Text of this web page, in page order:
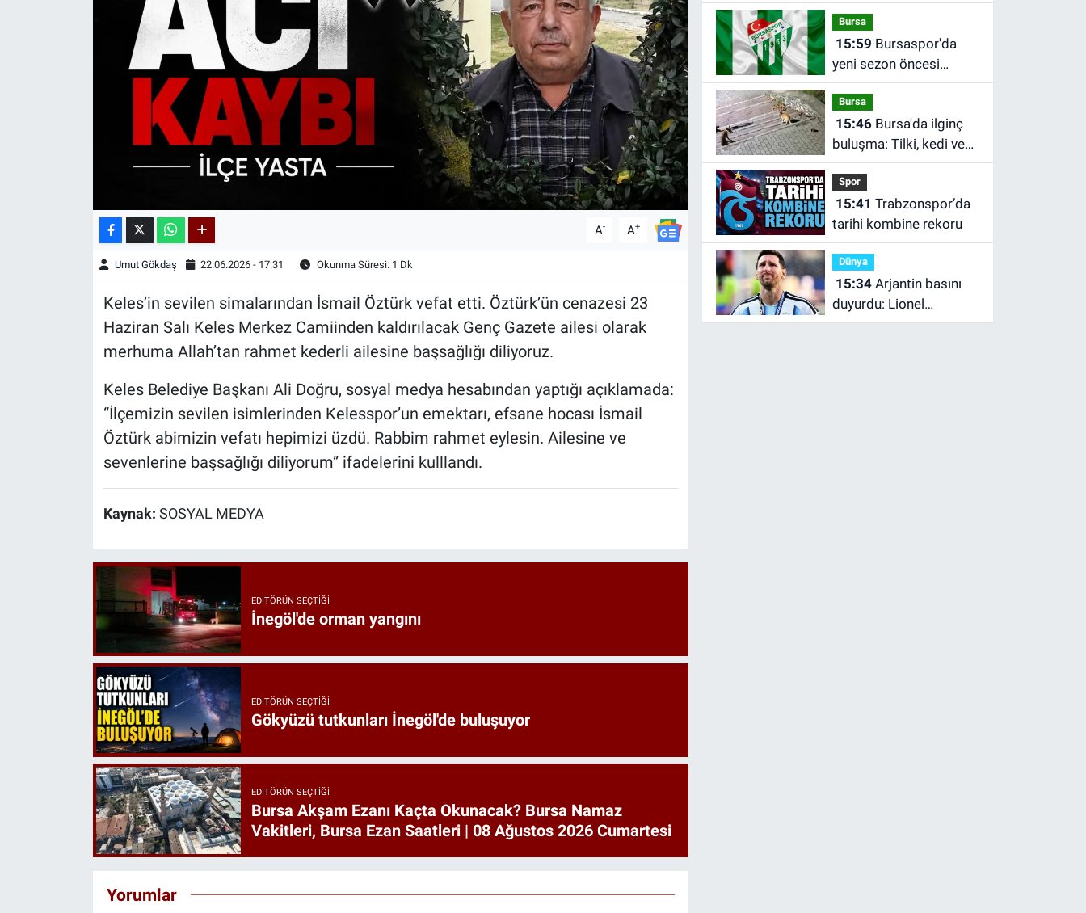
A- A+
Umut Gökdaş 22.06.2026 - 17:31 Okunma Süresi: 1 Dk
Keles’in sevilen simalarından İsmail Öztürk vefat etti. Öztürk’ün cenazesi 23
Haziran Salı Keles Merkez Camiinden kaldırılacak Genç Gazete ailesi olarak
merhuma Allah’tan rahmet kederli ailesine başsağlığı diliyoruz.
Keles Belediye Başkanı Ali Doğru, sosyal medya hesabından yaptığı açıklamada:
“İlçemizin sevilen isimlerinden Kelesspor’un emektarı, efsane hocası İsmail
Öztürk abimizin vefatı hepimizi üzdü. Rabbim rahmet eylesin. Ailesine ve
sevenlerine başsağlığı diliyorum” ifadelerini kulllandı.
Kaynak: SOSYAL MEDYA
EDITÖRÜN SEÇTIĞI
İnegöl'de orman yangını
EDITÖRÜN SEÇTIĞI
Gökyüzü tutkunları İnegöl'de buluşuyor
EDITÖRÜN SEÇTIĞI
Bursa Akşam Ezanı Kaçta Okunacak? Bursa Namaz
Vakitleri, Bursa Ezan Saatleri | 08 Ağustos 2026 Cumartesi
Yorumlar
Bursa
15:59
yeni sezon öncesi
sakatlık şoku!
Bursa
15:46Bursa'da ilginç
buluşma: Tilki, kedi ve
kirpi aynı noktada
görüntülendi
Spor
15:41
tarihi kombine rekoru
Dünya
15:34Arjantin basını
duyurdu: Lionel
Messi’nin babası Jorge
Kültür & Sanat
Astroloji-Rüya